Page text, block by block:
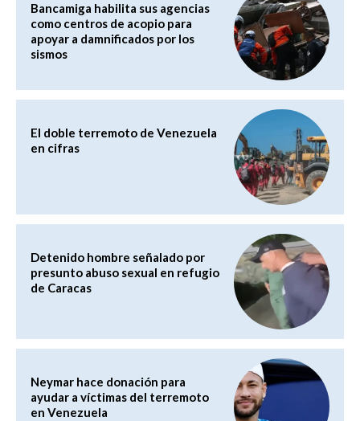
Bancamiga habilita sus agencias
como centros de acopio para
apoyar a damnificados por los
sismos
El doble terremoto de Venezuela
en cifras
Detenido hombre señalado por
presunto abuso sexual en refugio
de Caracas
Neymar hace donación para
ayudar a víctimas del terremoto
en Venezuela